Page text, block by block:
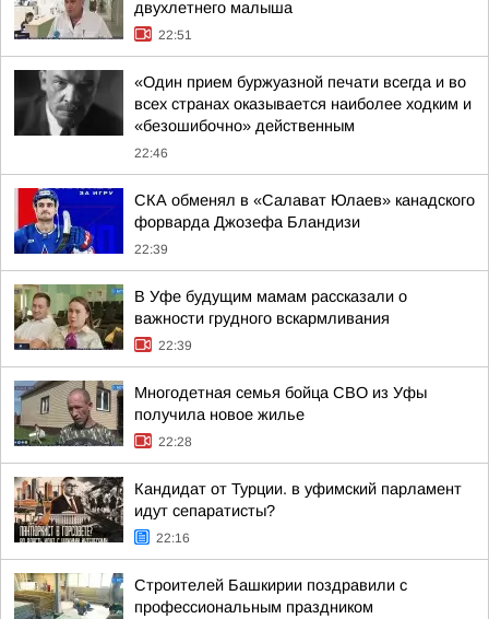
двухлетнего малыша
22:51
«Один прием буржуазной печати всегда и во
всех странах оказывается наиболее ходким и
«безошибочно» действенным
22:46
СКА обменял в «Салават Юлаев» канадского
форварда Джозефа Бландизи
22:39
В Уфе будущим мамам рассказали о
важности грудного вскармливания
22:39
Многодетная семья бойца СВО из Уфы
получила новое жилье
22:28
Кандидат от Турции. в уфимский парламент
идут сепаратисты?
22:16
Строителей Башкирии поздравили с
профессиональным праздником